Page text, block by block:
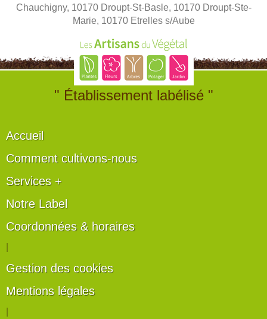
Chauchigny, 10170 Droupt-St-Basle, 10170 Droupt-Ste-
Marie, 10170 Etrelles s/Aube
" Établissement labélisé "
Accueil
Comment cultivons-nous
Services +
Notre Label
Coordonnées & horaires
Gestion des cookies
Mentions légales